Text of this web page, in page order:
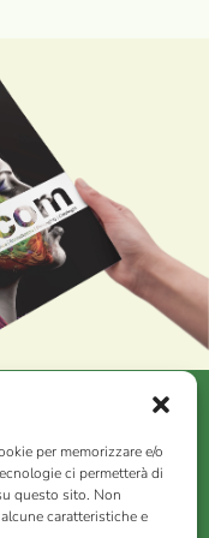
per memorizzare e/o
ci permetterà di
questo sito. Non
caratteristiche e
s.r.l.
Int. versato |
n. 117066